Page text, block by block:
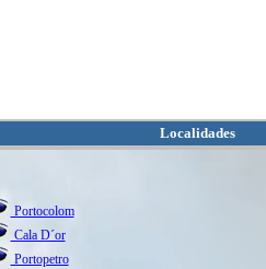
Localidades
Portocolom
Cala D´or
Portopetro